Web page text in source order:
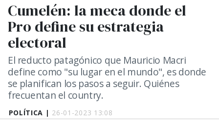
POLÍTICA | 26-01-2023 13:08
Cumelén: la meca donde el
Pro define su estrategia
electoral
El reducto patagónico que Mauricio Macri
define como "su lugar en el mundo", es donde
se planifican los pasos a seguir. Quiénes
frecuentan el country.